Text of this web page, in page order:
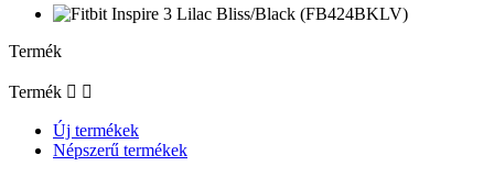
Termék
Termék  
Új termékek
Népszerű termékek